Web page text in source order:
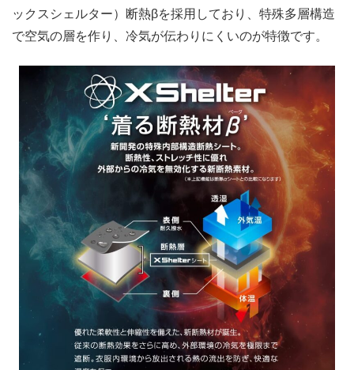
ックスシェルター）断熱βを採用しており、特殊多層構造
で空気の層を作り、冷気が伝わりにくいのが特徴です。